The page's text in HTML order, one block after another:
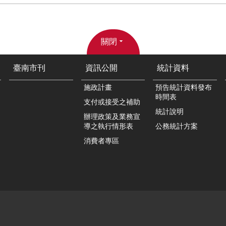
關閉
臺南市刊 資訊公開
施政計畫
支付或接受之補助
辦理政策及業務宣
導之執行情形表
消費者專區
統計資料
預告統計資料發布
時間表
統計說明
公務統計方案